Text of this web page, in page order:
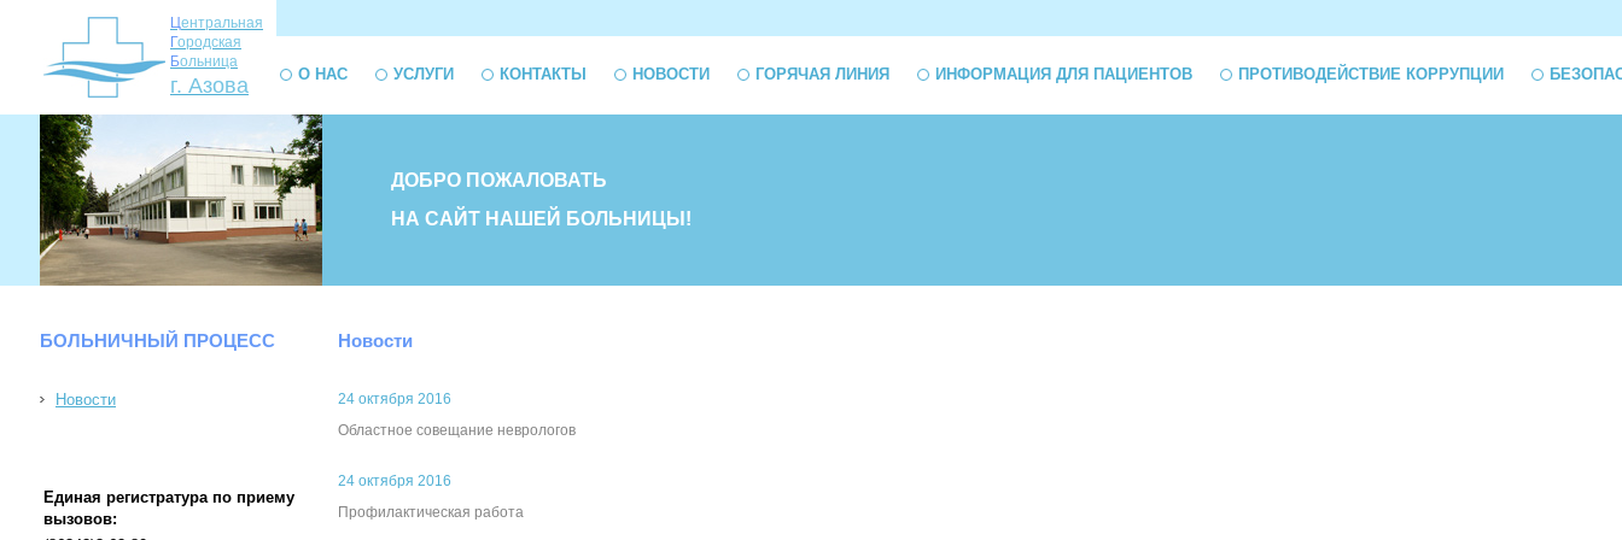
Центральная
Городская
Больница
г. Азова О НАС УСЛУГИ КОНТАКТЫ НОВОСТИ ГОРЯЧАЯ ЛИНИЯ ИНФОРМАЦИЯ ДЛЯ ПАЦИЕНТОВ ПРОТИВОДЕЙСТВИЕ КОРРУПЦИИ
ДОБРО ПОЖАЛОВАТЬ
НА САЙТ НАШЕЙ БОЛЬНИЦЫ!
БОЛЬНИЧНЫЙ ПРОЦЕСС
Новости
Единая регистратура по приему
вызовов:
Новости
24 октября 2016
Областное совещание неврологов
24 октября 2016
Профилактическая работа